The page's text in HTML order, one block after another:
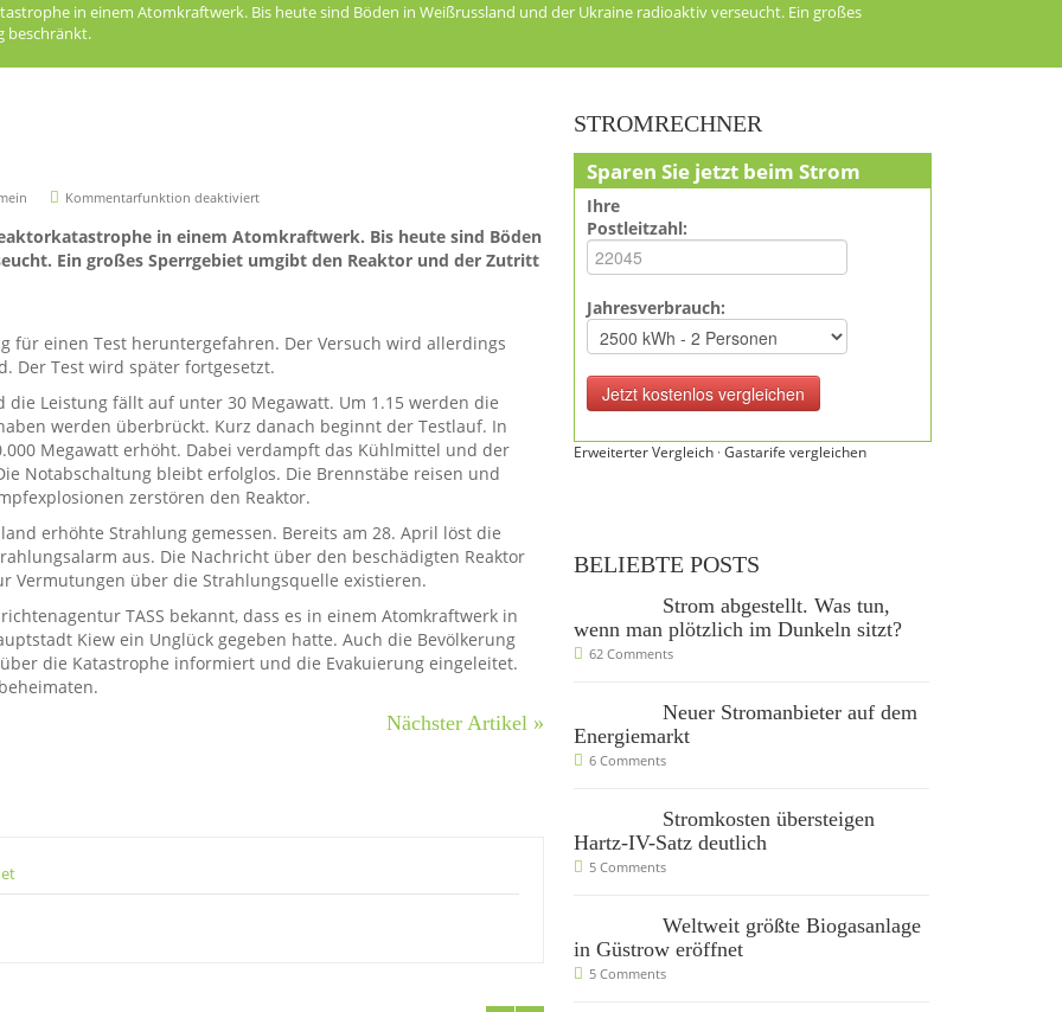
in einem Atomkraftwerk. Bis heute sind Böden in Weißrussland und der Ukraine radioaktiv verseucht. Ein großes
beschränkt.
Kommentarfunktion deaktiviert
in einem Atomkraftwerk. Bis heute sind Böden
Ein großes Sperrgebiet umgibt den Reaktor und der Zutritt
für einen Test heruntergefahren. Der Versuch wird allerdings
Der Test wird später fortgesetzt.
Leistung fällt auf unter 30 Megawatt. Um 1.15 werden die
werden überbrückt. Kurz danach beginnt der Testlauf. In
Megawatt erhöht. Dabei verdampft das Kühlmittel und der
Notabschaltung bleibt erfolglos. Die Brennstäbe reisen und
zerstören den Reaktor.
erhöhte Strahlung gemessen. Bereits am 28. April löst die
aus. Die Nachricht über den beschädigten Reaktor
Vermutungen über die Strahlungsquelle existieren.
TASS bekannt, dass es in einem Atomkraftwerk in
Kiew ein Unglück gegeben hatte. Auch die Bevölkerung
die Katastrophe informiert und die Evakuierung eingeleitet.
Nächster Artikel »
STROMRECHNER
Sparen Sie jetzt beim Strom
Ihre
Postleitzahl:
Jahresverbrauch:
Erweiterter Vergleich ·Gastarife vergleichen
BELIEBTE POSTS
Strom abgestellt. Was tun,
wenn man plötzlich im Dunkeln sitzt?
62 Comments
Neuer Stromanbieter auf dem
Energiemarkt
6 Comments
Stromkosten übersteigen
Hartz-IV-Satz deutlich
5 Comments
Weltweit größte Biogasanlage
in Güstrow eröffnet
5 Comments